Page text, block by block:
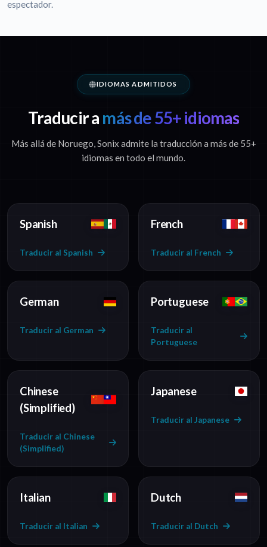
espectador.
IDIOMAS ADMITIDOS
Traducir a más de 55+ idiomas
Más allá de Noruego, Sonix admite la traducción a más de 55+
idiomas en todo el mundo.
Spanish
Traducir al Spanish
French
Traducir al French
German
Traducir al German
Portuguese
Traducir al
Portuguese
Chinese
(Simplified)
Traducir al Chinese
(Simplified)
Japanese
Traducir al Japanese
Italian
Traducir al Italian
Dutch
Traducir al Dutch